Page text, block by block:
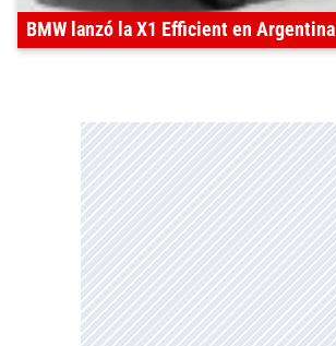
BMW lanzó la X1 Efficient en Argentina